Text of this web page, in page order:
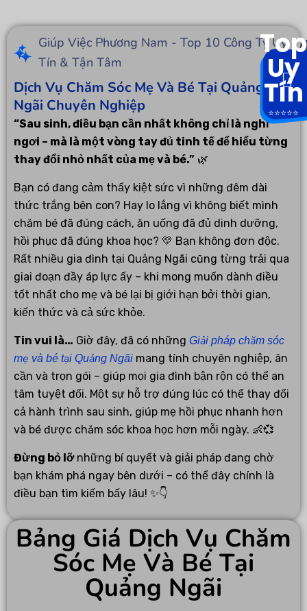
Giúp Việc Phương Nam - Top 10 Công Ty Uy
Tín & Tận Tâm
Dịch Vụ Chăm Sóc Mẹ Và Bé Tại Quảng
Ngãi Chuyên Nghiệp
“Sau sinh, điều bạn cần nhất không chỉ là nghỉ
ngơi – mà là một vòng tay đủ tinh tế để hiểu từng
thay đổi nhỏ nhất của mẹ và bé.” 🌿
Bạn có đang cảm thấy kiệt sức vì những đêm dài
thức trắng bên con? Hay lo lắng vì không biết mình
chăm bé đã đúng cách, ăn uống đã đủ dinh dưỡng,
hồi phục đã đúng khoa học? 💛 Bạn không đơn độc.
Rất nhiều gia đình tại Quảng Ngãi cũng từng trải qua
giai đoạn đầy áp lực ấy – khi mong muốn dành điều
tốt nhất cho mẹ và bé lại bị giới hạn bởi thời gian,
kiến thức và cả sức khỏe.
Tin vui là… Giờ đây, đã có những Giải pháp chăm sóc
mẹ và bé tại Quảng Ngãi mang tính chuyên nghiệp, ân
cần và trọn gói – giúp mọi gia đình bận rộn có thể an
tâm tuyệt đối. Một sự hỗ trợ đúng lúc có thể thay đổi
cả hành trình sau sinh, giúp mẹ hồi phục nhanh hơn
và bé được chăm sóc khoa học hơn mỗi ngày. 👶💞
Đừng bỏ lỡnhững bí quyết và giải pháp đang chờ
bạn khám phá ngay bên dưới – có thể đây chính là
điều bạn tìm kiếm bấy lâu! ✨👇
Top
Uy
Tín
⭐️⭐️⭐️⭐️⭐️
Bảng Giá Dịch Vụ Chăm
Sóc Mẹ Và Bé Tại
Quảng Ngãi